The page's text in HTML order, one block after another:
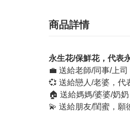
商品詳情
永生花/保鮮花，代表
💼 送給老師/同事/上
💞 送給戀人/老婆，代
🏠 送給媽媽/婆婆/奶
💫 送給朋友/閨蜜，願